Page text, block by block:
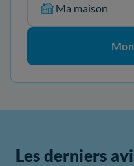
Ma maison
Les derniers